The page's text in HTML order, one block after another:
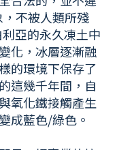
不被人類所殘
亞的永久凍土中
化，冰層逐漸融
的環境下保存了
這幾千年間，自
氧化鐵接觸產生
成藍色/綠色。